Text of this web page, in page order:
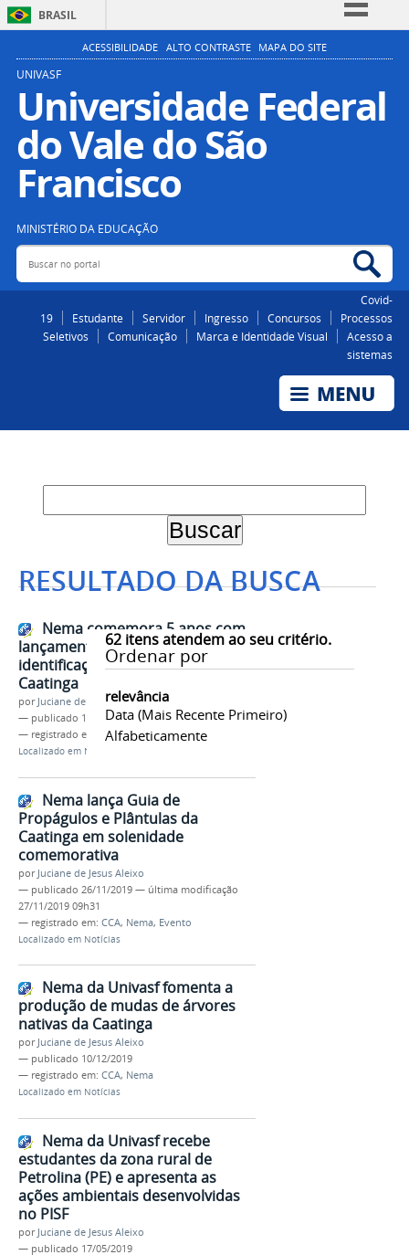
BRASIL
Simplifique!
Participe
Acesso à informação
Legislação
ACESSIBILIDADE ALTO CONTRASTE MAPA DO SITE
UNIVASF
Universidade Federal
do Vale do São
Francisco
MINISTÉRIO DA EDUCAÇÃO
Buscar no portal
Covid-
19
Estudante Servidor Ingresso Concursos
Processos
Seletivos
Comunicação Marca e Identidade Visual
Acesso a
sistemas
RESULTADO DA BUSCA
62itens atendem ao seu critério.
Ordenar por
relevância
Data (mais Recente Primeiro)
Alfabeticamente
Nema comemora 5 anos com
lançamento de guia de
identificação de plantas da
Caatinga
por Juciane de Jesus Aleixo
— publicado 19/11/2019
— registrado em:
CCA,Nema,Evento
Localizado em Notícias
Nema lança Guia de
Propágulos e Plântulas da
Caatinga em solenidade
comemorativa
por Juciane de Jesus Aleixo
— publicado 26/11/2019 — última modificação
27/11/2019 09h31
— registrado em: CCA, Nema, Evento
Localizado em Notícias
Nema da Univasf fomenta a
produção de mudas de árvores
nativas da Caatinga
por Juciane de Jesus Aleixo
— publicado 10/12/2019
— registrado em: CCA, Nema
Localizado em Notícias
Nema da Univasf recebe
estudantes da zona rural de
Petrolina (PE) e apresenta as
ações ambientais desenvolvidas
no PISF
por Juciane de Jesus Aleixo
— publicado 17/05/2019